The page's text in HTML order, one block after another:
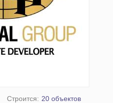
Строится: 20 объектов